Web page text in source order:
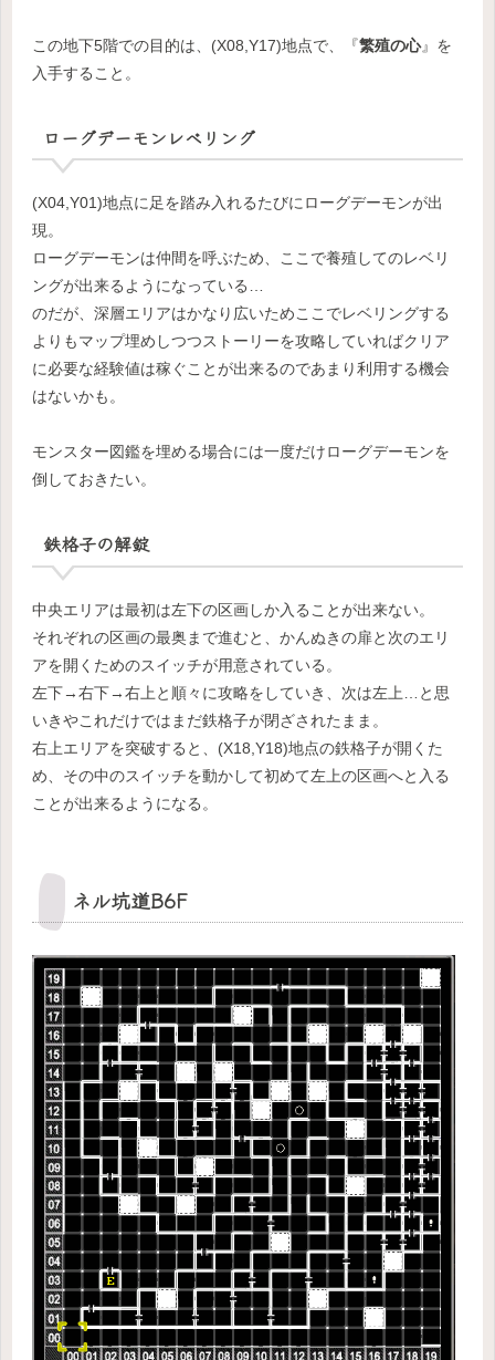
この地下5階での目的は、(X08,Y17)地点で、『繁殖の心』を
入手すること。
ローグデーモンレベリング
(X04,Y01)地点に足を踏み入れるたびにローグデーモンが出
現。
ローグデーモンは仲間を呼ぶため、ここで養殖してのレベリ
ングが出来るようになっている…
のだが、深層エリアはかなり広いためここでレベリングする
よりもマップ埋めしつつストーリーを攻略していればクリア
に必要な経験値は稼ぐことが出来るのであまり利用する機会
はないかも。
モンスター図鑑を埋める場合には一度だけローグデーモンを
倒しておきたい。
鉄格子の解錠
中央エリアは最初は左下の区画しか入ることが出来ない。
それぞれの区画の最奥まで進むと、かんぬきの扉と次のエリ
アを開くためのスイッチが用意されている。
左下→右下→右上と順々に攻略をしていき、次は左上…と思
いきやこれだけではまだ鉄格子が閉ざされたまま。
右上エリアを突破すると、(X18,Y18)地点の鉄格子が開くた
め、その中のスイッチを動かして初めて左上の区画へと入る
ことが出来るようになる。
ネル坑道B6F